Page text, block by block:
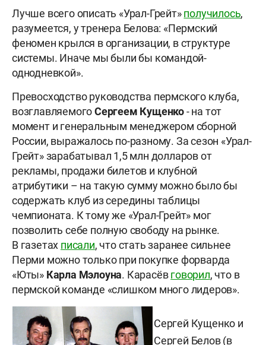
Лучше всего описать «Урал-Грейт»получилось,
разумеется, у тренера Белова: «Пермский
феномен крылся в организации, в структуре
системы. Иначе мы были бы командой-
однодневкой».
Превосходство руководства пермского клуба,
возглавляемогоСергеем Кущенко- на тот
момент и генеральным менеджером сборной
России, выражалось по-разному. За сезон «Урал-
Грейт» зарабатывал 1,5 млн долларов от
рекламы, продажи билетов и клубной
атрибутики – на такую сумму можно было бы
содержать клуб из середины таблицы
чемпионата. К тому же «Урал-Грейт» мог
позволить себе полную свободу на рынке.
В газетах писали, что стать заранее сильнее
Перми можно только при покупке форварда
«Юты» Карла Мэлоуна. Карасёвговорил, что в
пермской команде «слишком много лидеров».
Сергей Кущенко и
Сергей Белов (в